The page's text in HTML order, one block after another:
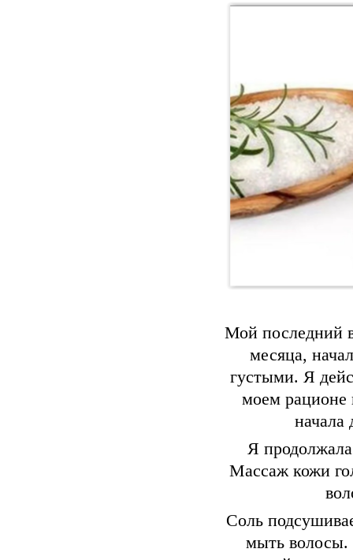
Мой последний
месяца,
густыми. Я
моем рационе
начала
Я
Массаж кожи
Соль
мыть волосы.